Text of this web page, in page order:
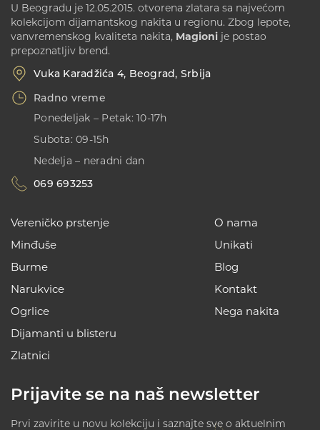
U Beogradu je 12.05.2015. otvorena zlatara sa najvećom
kolekcijom dijamantskog nakita u regionu. Zbog lepote,
vanvremenskog kvaliteta nakita, Magioni je postao
prepoznatljiv brend.
Vuka Karadžića 4, Beograd, Srbija
Radno vreme
Ponedeljak – Petak: 10-17h
Subota: 09-15h
Nedelja – neradni dan
069 693253
Vereničko prstenje
Minđuše
Burme
Narukvice
Ogrlice
Dijamanti u blisteru
Zlatnici
O nama
Unikati
Blog
Kontakt
Nega nakita
Prijavite se na naš newsletter
Prvi zavirite u novu kolekciju i saznajte sve o aktuelnim